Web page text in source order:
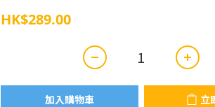
HK$289.00
加入購物車 立